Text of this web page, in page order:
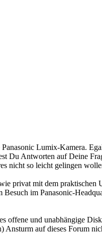
Lumix-Kamera.
Du Antworten auf Deine
nicht so leicht gelingen
privat mit dem praktischen
im Panasonic-
offene und unabhängige
auf dieses Forum